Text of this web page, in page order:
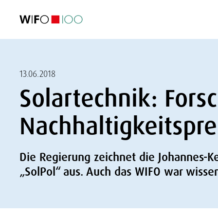
13.06.2018
Solartechnik:
Die Regierung zeichnet die Johannes-
„SolPol“ aus. Auch das WIFO war